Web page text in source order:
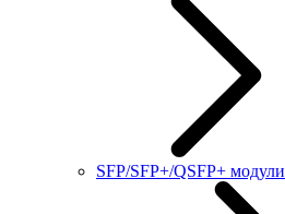
SFP/SFP+/QSFP+ модули